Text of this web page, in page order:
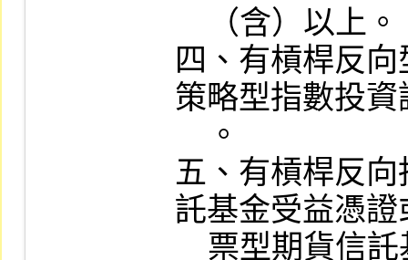
四、有槓桿反
策略型指數投
五、有槓桿反
託基金受益憑